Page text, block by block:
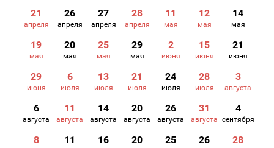
21
апреля
26
апреля
27
апреля
28
апреля
11
мая
12
мая
14
мая
19
мая
20
мая
25
мая
29
мая
2
июня
15
июня
21
июня
29
июня
6
июля
13
июля
21
июля
24
июля
28
июля
3
августа
6
августа
11
августа
14
августа
20
августа
26
августа
31
августа
4
сентября
8 11 16 20 25 26 28